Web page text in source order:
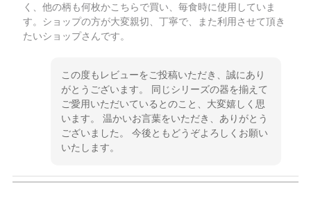
く、他の柄も何枚かこちらで買い、毎食時に使用していま
す。ショップの方が大変親切、丁寧で、また利用させて頂き
たいショップさんです。
この度もレビューをご投稿いただき、誠にあり
がとうございます。 同じシリーズの器を揃えて
ご愛用いただいているとのこと、大変嬉しく思
います。 温かいお言葉をいただき、ありがとう
ございました。 今後ともどうぞよろしくお願い
いたします。